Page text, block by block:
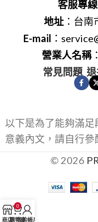
客服專線
地址：台南
E-mail ：
營業人名稱
常見問題
以下是為了能夠滿
意義內文，請自行參
© 2026
商店
0
購物車我的帳戶